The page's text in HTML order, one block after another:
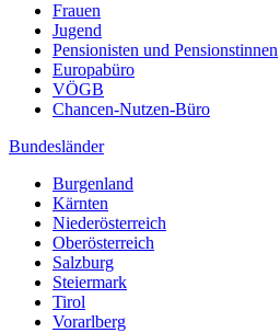
Frauen
Jugend
Pensionisten und Pensionstinnen
Europabüro
VÖGB
Chancen-Nutzen-Büro
Bundesländer
Burgenland
Kärnten
Niederösterreich
Oberösterreich
Salzburg
Steiermark
Tirol
Vorarlberg